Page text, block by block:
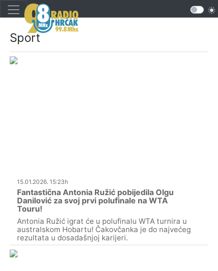
Sport
15.01.2026. 15:23h
Fantastična Antonia Ružić pobijedila Olgu
Danilović za svoj prvi polufinale na WTA
Touru!
Antonia Ružić igrat će u polufinalu WTA turnira u
australskom Hobartu! Čakovčanka je do najvećeg
rezultata u dosadašnjoj karijeri.